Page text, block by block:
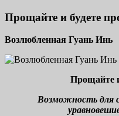
Прощайте и будете
Возлюбленная Гуань Инь
Прощайте
Возможность для